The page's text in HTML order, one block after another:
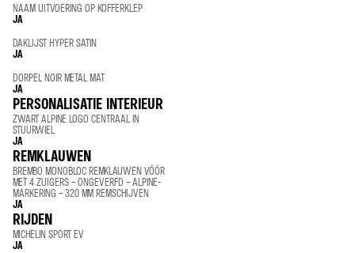
NAAM UITVOERING OP KOFFERKLEP
JA
DAKLIJST HYPER SATIN
JA
DORPEL NOIR METAL MAT
JA
PERSONALISATIE INTERIEUR
ZWART ALPINE LOGO CENTRAAL IN
STUURWIEL
JA
REMKLAUWEN
BREMBO MONOBLOC REMKLAUWEN VÓÓR
MET 4 ZUIGERS – ONGEVERFD – ALPINE-
MARKERING – 320 MM REMSCHIJVEN
JA
RIJDEN
MICHELIN SPORT EV
JA